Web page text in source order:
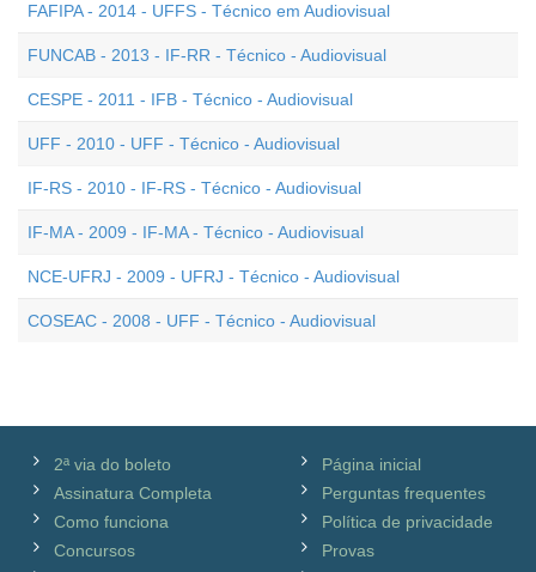
FAFIPA - 2014 - UFFS - Técnico em Audiovisual
FUNCAB - 2013 - IF-RR - Técnico - Audiovisual
CESPE - 2011 - IFB - Técnico - Audiovisual
UFF - 2010 - UFF - Técnico - Audiovisual
IF-RS - 2010 - IF-RS - Técnico - Audiovisual
IF-MA - 2009 - IF-MA - Técnico - Audiovisual
NCE-UFRJ - 2009 - UFRJ - Técnico - Audiovisual
COSEAC - 2008 - UFF - Técnico - Audiovisual
2ª via do boleto
Assinatura Completa
Como funciona
Concursos
Página inicial
Perguntas frequentes
Política de privacidade
Provas